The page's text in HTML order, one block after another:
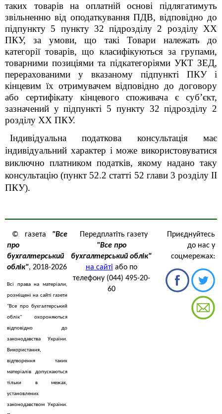
таких товарів на оплатній основі підлягатимуть
звільненню від оподаткування ПДВ, відповідно до
підпункту 5 пункту 32 підрозділу 2 розділу XX
ПКУ, за умови, що такі Товари належать до
категорії товарів, що класифікуються за групами,
товарними позиціями та підкатегоріями УКТ ЗЕД,
перерахованими у вказаному підпункті ПКУ і
кінцевим їх отримувачем відповідно до договору
або сертифікату кінцевого споживача є суб’єкт,
зазначений упідпункті 5 пункту 32 підрозділу 2
розділу ХХ ПКУ.
Індивідуальна податкова консультація має
індивідуальний характер і може використовуватися
виключно платником податків, якому надано таку
консультацію (пункт 52.2 статті 52 глави 3 розділу ІІ
ПКУ).
© газета "Все
про
бухгалтерський
облік", 2018-2026
Всі права на матеріали,
розміщені на сайті газети
"Все про бухгалтерський
облік" охороняються
відповідно до
законодавства України.
Використання,
відтворення таких
матеріалів допускаються
тільки в межах,
установлених
законодавством України.
Передплатіть газету
"Все про
бухгалтерський облік"
на сайті або по
телефону (044) 495-20-
60
Приєднуйтесь
до нас у
соцмережах: